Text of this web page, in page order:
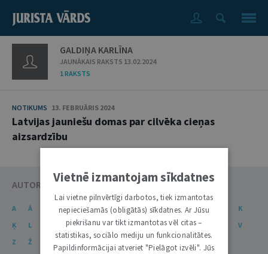
GALDIŅA KARLĪNA
JAUNĀKAIS RAKSTS 13.02.2024
1 RAKSTS
NOTIKUMS 13. FEBRUĀRIS 2024
Latvijas jauniešu domas par cilvēka cieņas
aizsardzību
AUTORU KATALOGS
A Ā C Č D E Ē F G Ģ H I
K
Ķ
L N Ņ O P R S Š T
V
Z
Ž
Vietnē izmantojam sīkdatnes
Lai vietne pilnvērtīgi darbotos, tiek izmantotas
nepieciešamās (obligātās) sīkdatnes. Ar Jūsu
piekrišanu var tikt izmantotas vēl citas –
statistikas, sociālo mediju un funkcionalitātes.
Papildinformācijai atveriet "Pielāgot izvēli". Jūs